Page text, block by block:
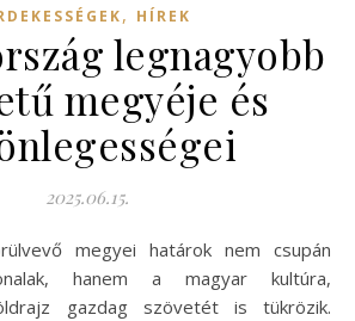
, HÍREK
legnagyobb
megyéje és
2025.06.15.
hanem a magyar kultúra,
gazdag szövetét is tükrözik.